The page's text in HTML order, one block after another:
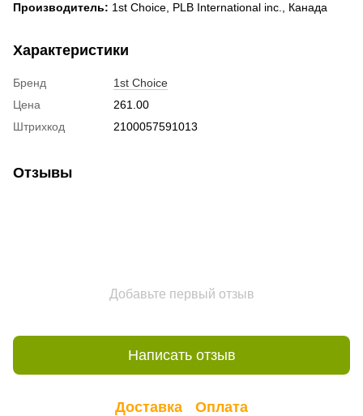
Производитель: 1st Choice, PLB International inc., Канада
Характеристики
Бренд
1st Choice
Цена
261.00
Штрихкод
2100057591013
Отзывы
Добавьте первый отзыв
Написать отзыв
Доставка Оплата